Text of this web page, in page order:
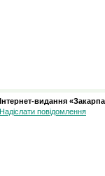
Інтернет-видання
Надіслати повідомлення